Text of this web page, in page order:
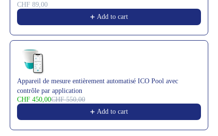
CHF 89,00
Add to cart
Appareil de mesure entièrement automatisé ICO Pool avec
contrôle par application
CHF 450,00CHF 550,00
Add to cart